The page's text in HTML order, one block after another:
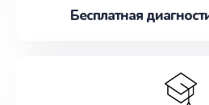
Бесплатная